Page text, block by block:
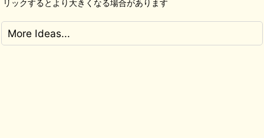
リックするとより大きくなる場合があります
More Ideas...